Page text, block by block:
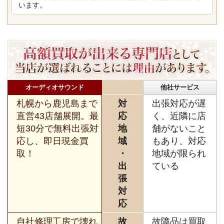
います。
オーディオサウンド 他社サービス
札幌から鹿児島まで
直営43店舗展開。最
短30分で無料出張対
応し、即日現金買
取！
対
応
地
域
・
出
張
対
応
出張対応が遅
く、近隣に店
舗がないこと
もあり、対応
地域が限られ
ている
自社修理工房で壊れ
故
故障品は買取